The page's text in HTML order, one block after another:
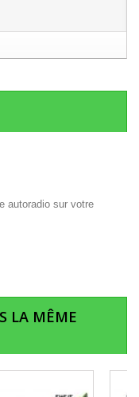
autoradio sur votre
LA MÊME